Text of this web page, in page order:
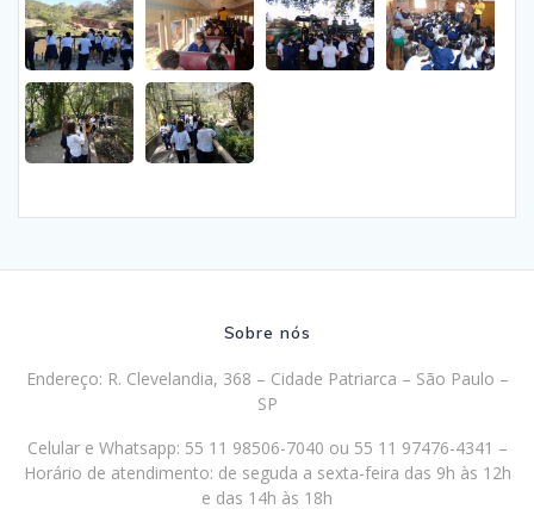
Sobre nós
Endereço: R. Clevelandia, 368 – Cidade Patriarca – São Paulo –
SP
Celular e Whatsapp: 55 11 98506-7040 ou 55 11 97476-4341 –
Horário de atendimento: de seguda a sexta-feira das 9h às 12h
e das 14h às 18h